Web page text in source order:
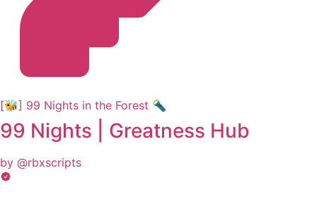
[🐝] 99 Nights in the Forest 🔦
99 Nights | Greatness Hub
by @rbxscripts